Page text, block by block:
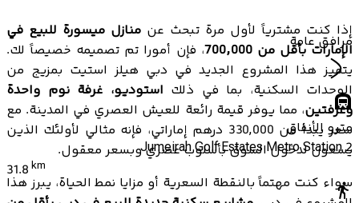
إذا كنت مشترياً لأول مرة تبحث عن منازل ميسورة للبيع في
الإمارات بأقل من 700,000
، فإن أمورا تم تصميمه خصيصاً لك.
يتميز هذا المشروع الجديد في دبي هيلز استيت بمزيج من
الوحدات السكنية، بما في ذلك استوديو، غرفة نوم واحدة
وغرفتين، مما يوفر قيمة رائعة للعيش العصري في المدينة. مع
سعر يبدأ من 330,000 درهم إماراتي، فإنه مثالي لأولئك الذين
يسعون لدخول السوق بأسلوب عصري وبسعر معقول.
سواء كنت مهتماً بالنقطة السعرية أو مزايا نمط الحياة، يبرز هذا
مرافق عامة
مترو الأنفاق
Jumeirah Golf Estates Metro Station 2
31.8 km